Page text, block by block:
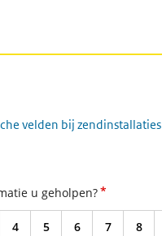
velden bij zendinstallaties
u geholpen?*
4 5 6 7 8